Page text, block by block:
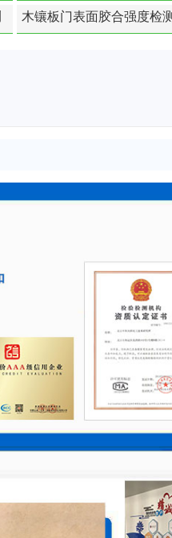
木镶板门表面胶合强度检测